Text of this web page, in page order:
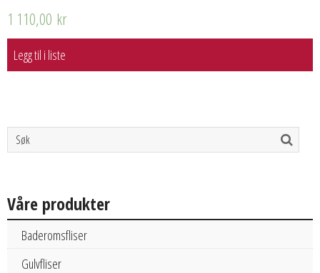
1 110,00 kr
Legg til i liste
Våre produkter
Baderomsfliser
Gulvfliser